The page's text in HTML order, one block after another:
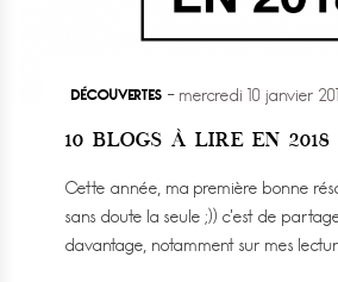
DÉCOUVERTES mercredi 10 janvier
10 BLOGS À LIRE EN 2018
Cette année, ma première bonne
sans doute la seule ;)) c’est de
davantage, notamment sur mes